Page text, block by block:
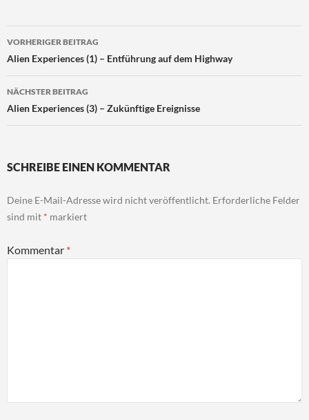
Beitragsnavigation
VORHERIGER BEITRAG
Alien Experiences (1) – Entführung auf dem Highway
NÄCHSTER BEITRAG
Alien Experiences (3) – Zukünftige Ereignisse
SCHREIBE EINEN KOMMENTAR
Deine E-Mail-Adresse wird nicht veröffentlicht. Erforderliche Felder
sind mit * markiert
Kommentar *